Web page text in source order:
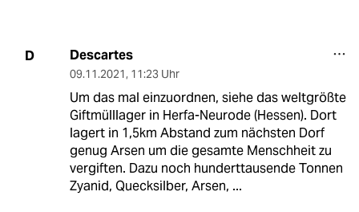
D Descartes
09.11.2021, 11:23 Uhr
Um das mal einzuordnen, siehe das weltgrößte
Giftmülllager in Herfa-Neurode (Hessen). Dort
lagert in 1,5km Abstand zum nächsten Dorf
genug Arsen um die gesamte Menschheit zu
vergiften. Dazu noch hunderttausende Tonnen
Zyanid, Quecksilber, Arsen, ...